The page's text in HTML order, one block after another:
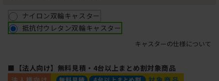
ナイロン双輪キャスター
抵抗付ウレタン双輪キャスター
キャスターの仕様について
■【法人向け】無料見積・4台以上まとめ割対象商品